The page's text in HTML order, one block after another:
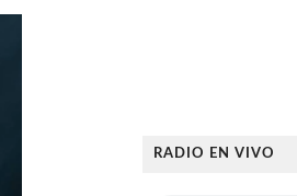
RADIO EN VIVO